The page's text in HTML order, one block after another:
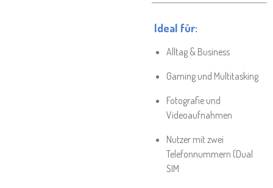
Ideal für:
Alltag & Business
Gaming und Multitasking
Fotografie und
Videoaufnahmen
Nutzer mit zwei
Telefonnummern (Dual
SIM